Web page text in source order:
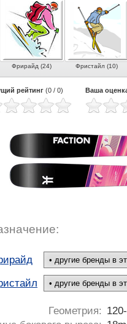
Фрирайд (24) Фристайл (10)
рейтинг (0 / 0) Ваша
Геометрия: